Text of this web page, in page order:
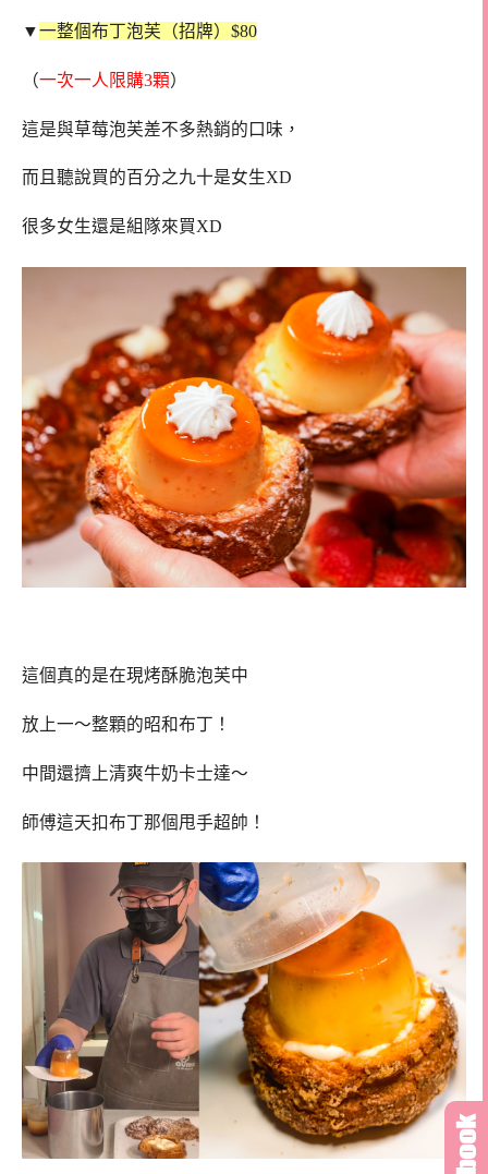
▼一整個布丁泡芙（招牌）$80
（一次一人限購3顆）
這是與草莓泡芙差不多熱銷的口味，
而且聽說買的百分之九十是女生XD
很多女生還是組隊來買XD
這個真的是在現烤酥脆泡芙中
放上一～整顆的昭和布丁！
中間還擠上清爽牛奶卡士達～
師傅這天扣布丁那個甩手超帥！